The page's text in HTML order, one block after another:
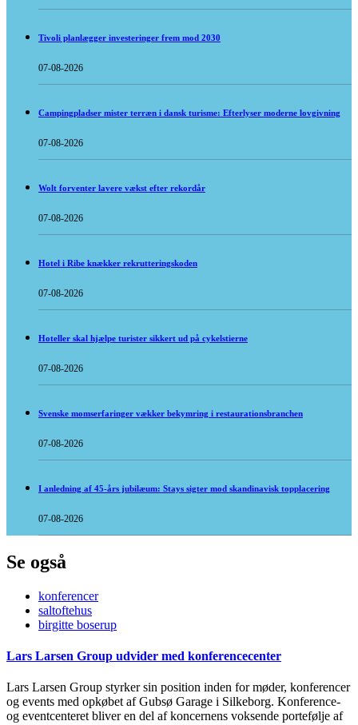
Tivoli planlægger investeringer frem mod 2030
07-08-2026
Campingpladser mister terræn i dansk turisme: Efterlyser moderne lovgivning
07-08-2026
Wolt forventer lavere vækst efter rekordår
07-08-2026
Hotel i Ribe knækker rekrutteringskoden
07-08-2026
Hoteller skal hjælpe turister sikkert ud på cykelstierne
07-08-2026
Svenske momserfaringer vækker bekymring i restaurationsbranchen
07-08-2026
I anledning af 45-års jubilæum: Stays sigter mod skandinavisk topplacering
07-08-2026
Se også
konferencer
saltoftehus
birgitte boserup
Lars Larsen Group udvider med konferencecenter
Lars Larsen Group styrker sin position inden for møder, konferencer
og events med opkøbet af Gubsø Garage i Silkeborg. Konference-
og eventcenteret bliver en del af koncernens voksende portefølje af